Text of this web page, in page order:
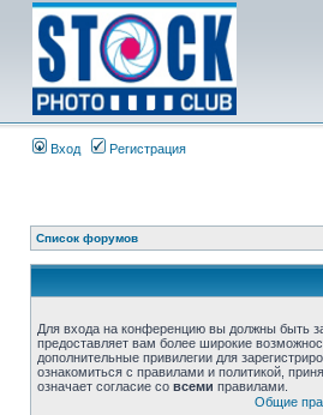
Вход Регистрация
Список форумов
Для входа на конференцию вы должны быть
предоставляет вам более широкие
дополнительные привилегии для
ознакомиться с правилами и политикой,
означает согласие со всеми правилами.
Общие